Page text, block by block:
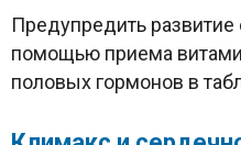
Предупредить
помощью приема
половых гормонов в